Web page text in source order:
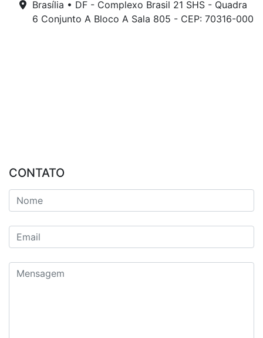
Brasília • DF - Complexo Brasil 21 SHS - Quadra
6 Conjunto A Bloco A Sala 805 - CEP: 70316-000
CONTATO